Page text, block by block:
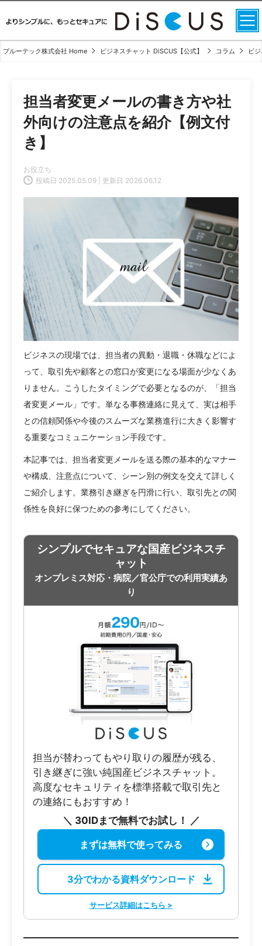
ブルーテック株式会社 Home ビジネスチャット DiSCUS【公式】 コラム ビ
担当者変更メールの書き方や社
外向けの注意点を紹介【例文付
き】
投稿日 2025.05.09 | 更新日 2026.06.12
お役立ち
ビジネスの現場では、担当者の異動・退職・休職などによ
って、取引先や顧客との窓口が変更になる場面が少なくあ
りません。こうしたタイミングで必要となるのが、「担当
者変更メール」です。単なる事務連絡に見えて、実は相手
との信頼関係や今後のスムーズな業務進行に大きく影響す
る重要なコミュニケーション手段です。
本記事では、担当者変更メールを送る際の基本的なマナー
や構成、注意点について、シーン別の例文を交えて詳しく
ご紹介します。業務引き継ぎを円滑に行い、取引先との関
係性を良好に保つための参考にしてください。
シンプルでセキュアな国産ビジネスチ
ャット
オンプレミス対応・病院／官公庁での利用実績あ
り
担当が替わってもやり取りの履歴が残る、
引き継ぎに強い純国産ビジネスチャット。
高度なセキュリティを標準搭載で取引先と
の連絡にもおすすめ！
＼ 30IDまで無料でお試し！ ／
まずは無料で使ってみる
3分でわかる資料ダウンロード
サービス詳細はこちら >